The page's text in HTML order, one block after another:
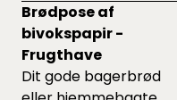
Brødpose af
bivokspapir -
Frugthave
Dit gode bagerbrød